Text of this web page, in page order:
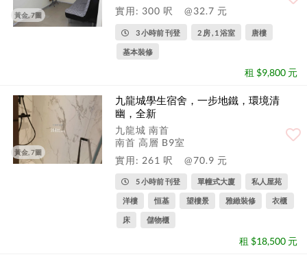
黃金, 7圖
實用: 300 呎
@32.7 元
3 小時前 刊登 2 房 , 1 浴室 唐樓
基本裝修
租 $9,800 元
黃金, 7圖
九龍城學生宿舍，一步地鐵，環境清
幽，全新
九龍城 南首
南首 高層 B9室
實用: 261 呎
@70.9 元
5 小時前 刊登 單幢式大廈 私人屋苑
洋樓 恒基 望樓景 雅緻裝修 衣櫃
床 儲物櫃
租 $18,500 元